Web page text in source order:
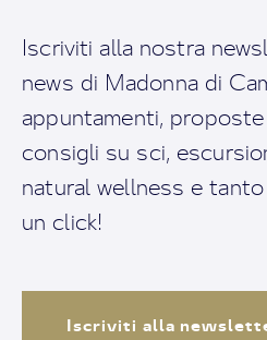
Iscriviti alla nostra
news di Madonna di
appuntamenti,
consigli su sci,
natural wellness e
un click!
Iscriviti alla